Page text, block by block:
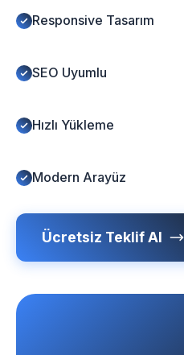
Responsive Tasarım
SEO Uyumlu
Hızlı Yükleme
Modern Arayüz
Ücretsiz Teklif Al